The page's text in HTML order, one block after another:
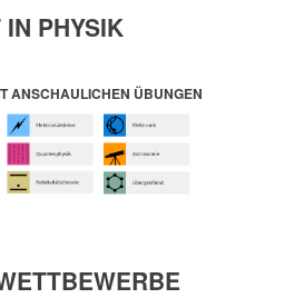
IN PHYSIK
ANSCHAULICHEN ÜBUNGEN